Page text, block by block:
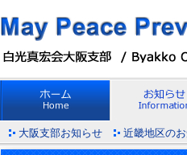
大阪支部お知らせ 近畿地区の